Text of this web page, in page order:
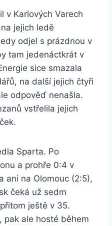
v Karlových Varech
jejich ledě
odjel s prázdnou v
tam jedenáctkrát v
sice smazala
na další jejich čtyři
odpověď nenašla.
vstřelila jejich
Sparta. Po
a prohře 0:4 v
ani na Olomouc (2:5),
čeká už sedm
ještě v 35.
pak ale hosté během